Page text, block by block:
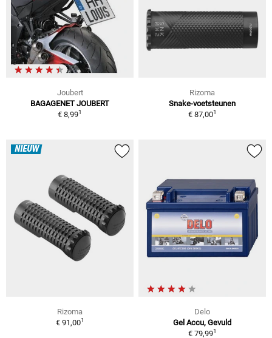
Joubert
BAGAGENET JOUBERT
€ 8,991
Rizoma
Snake-voetsteunen
€ 87,001
NIEUW
Rizoma
€ 91,001
Delo
Gel Accu, Gevuld
€ 79,991